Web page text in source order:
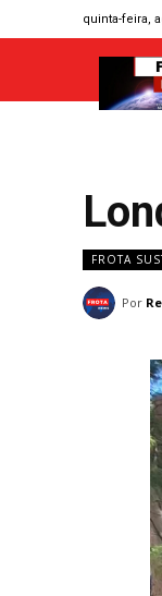
quinta-feira,
FROTA
Por